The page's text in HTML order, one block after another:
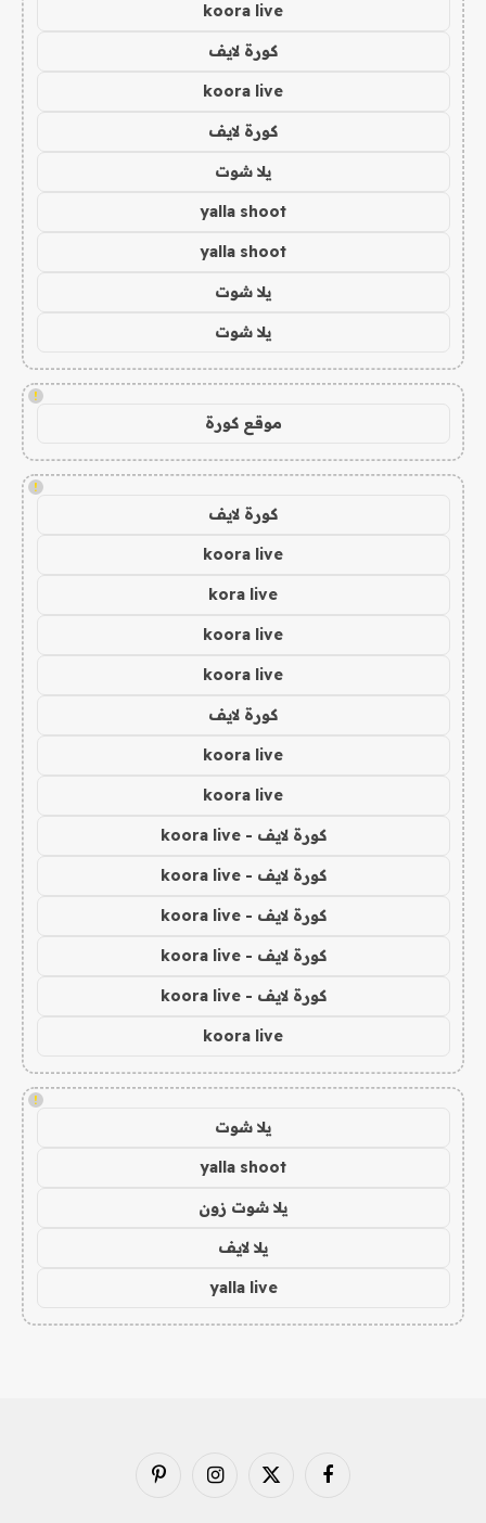
koora live
كورة لايف
koora live
كورة لايف
يلا شوت
yalla shoot
yalla shoot
يلا شوت
يلا شوت
!
موقع كورة
!
كورة لايف
koora live
kora live
koora live
koora live
كورة لايف
koora live
koora live
كورة لايف - koora live
كورة لايف - koora live
كورة لايف - koora live
كورة لايف - koora live
كورة لايف - koora live
koora live
!
يلا شوت
yalla shoot
يلا شوت زون
يلا لايف
yalla live
فيسبوك X
الانستغرامبينتيريست